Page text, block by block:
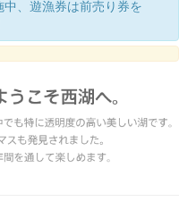
中、遊漁券は前売り券を